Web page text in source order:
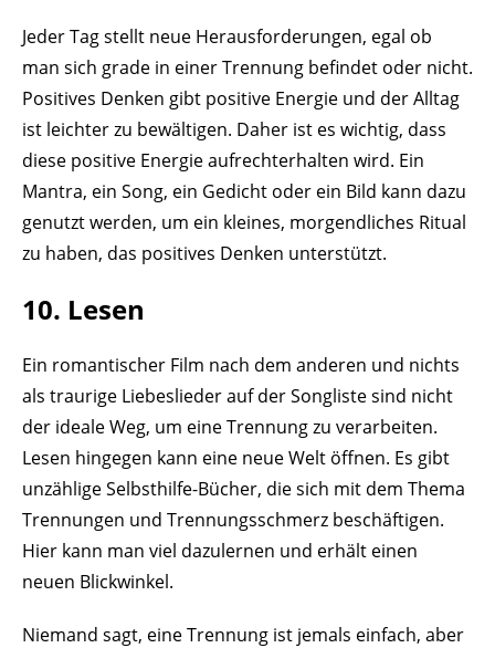
Jeder Tag stellt neue Herausforderungen, egal ob
man sich grade in einer Trennung befindet oder nicht.
Positives Denken gibt positive Energie und der Alltag
ist leichter zu bewältigen. Daher ist es wichtig, dass
diese positive Energie aufrechterhalten wird. Ein
Mantra, ein Song, ein Gedicht oder ein Bild kann dazu
genutzt werden, um ein kleines, morgendliches Ritual
zu haben, das positives Denken unterstützt.
10. Lesen
Ein romantischer Film nach dem anderen und nichts
als traurige Liebeslieder auf der Songliste sind nicht
der ideale Weg, um eine Trennung zu verarbeiten.
Lesen hingegen kann eine neue Welt öffnen. Es gibt
unzählige Selbsthilfe-Bücher, die sich mit dem Thema
Trennungen und Trennungsschmerz beschäftigen.
Hier kann man viel dazulernen und erhält einen
neuen Blickwinkel.
Niemand sagt, eine Trennung ist jemals einfach, aber